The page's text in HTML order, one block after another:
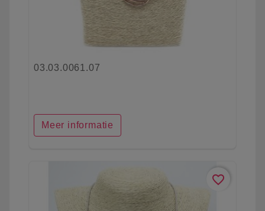
03.03.0061.07
Meer informatie
favorite_border